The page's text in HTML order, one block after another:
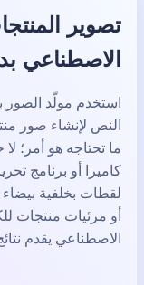
تصوير
الاصطناعي
استخدم مولّد الصور
النص لإنشاء صور
ما تحتاجه هو أمر؛ لا
كاميرا أو برنامج
لقطات بخلفية بيضاء
أو مرئيات منتجات
الاصطناعي يقدم نتائج